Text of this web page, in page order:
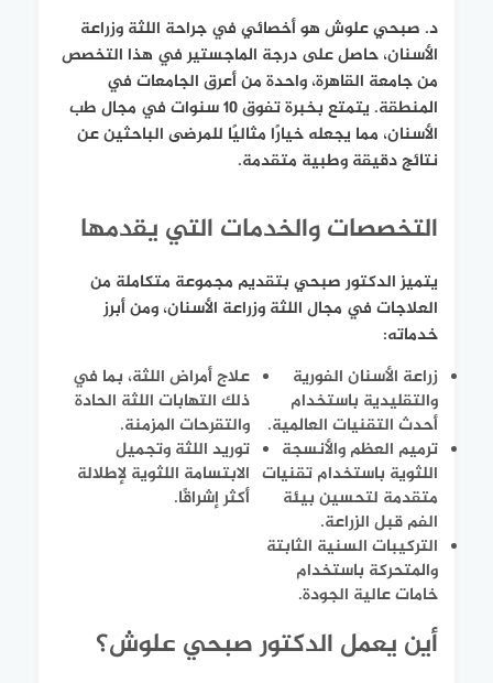
د. صبحي علوش هو أخصائي في جراحة اللثة وزراعة
الأسنان، حاصل على درجة الماجستير في هذا التخصص
من جامعة القاهرة، واحدة من أعرق الجامعات في
المنطقة. يتمتع بخبرة تفوق 10 سنوات في مجال طب
الأسنان، مما يجعله خيارًا مثاليًا للمرضى الباحثين عن
نتائج دقيقة وطبية متقدمة.
التخصصات والخدمات التي يقدمها
يتميز الدكتور صبحي بتقديم مجموعة متكاملة من
العلاجات في مجال اللثة وزراعة الأسنان، ومن أبرز
خدماته:
زراعة الأسنان الفورية
والتقليدية باستخدام
أحدث التقنيات العالمية.
علاج أمراض اللثة، بما في
ذلك التهابات اللثة الحادة
والتقرحات المزمنة.
ترميم العظم والأنسجة
اللثوية باستخدام تقنيات
متقدمة لتحسين بيئة
الفم قبل الزراعة.
توريد اللثة وتجميل
الابتسامة اللثوية لإطلالة
أكثر إشراقًا.
التركيبات السنية الثابتة
والمتحركة باستخدام
خامات عالية الجودة.
أين يعمل الدكتور صبحي علوش؟